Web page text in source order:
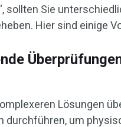
sollten Sie
Hier sind einige
Lösungen
durchführen, um